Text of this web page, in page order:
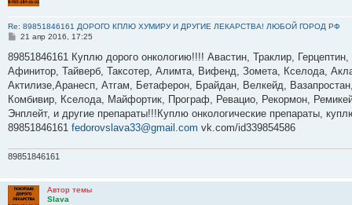
Re: 89851846161 ДОРОГО КПЛЮ ХУМИРУ И ДРУГИЕ ЛЕКАРСТВА! ЛЮБОЙ ГОРОД РФ
С
о
щ
е
и
е
21 апр 2016, 17:25
89851846161 Куплю дорого онкологию!!!! Авастин, Траклир,
Афинитор, Тайверб, Таксотер, Алимта, Вифенд, Зомета, Кселода,
Актилизе,Аранесп, Атгам, Бетаферон, Брайдан, Велкейд,
Комбивир, Кселода, Майфортик, Програф, Ревацио, Рекормон,
Энплейт, и другие препараты!!!Куплю онкологические препараты,
89851846161 fedorovslava33@gmail.com vk.com/id339854586
89851846161
Автор темы
Slava